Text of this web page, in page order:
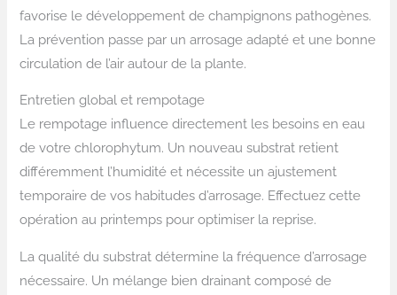
favorise le développement de champignons pathogènes.
La prévention passe par un arrosage adapté et une bonne
circulation de l’air autour de la plante.
Entretien global et rempotage
Le rempotage influence directement les besoins en eau
de votre chlorophytum. Un nouveau substrat retient
différemment l’humidité et nécessite un ajustement
temporaire de vos habitudes d’arrosage. Effectuez cette
opération au printemps pour optimiser la reprise.
La qualité du substrat détermine la fréquence d’arrosage
nécessaire. Un mélange bien drainant composé de